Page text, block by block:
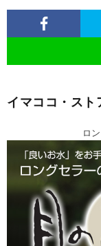
イマココ・スト
ロ